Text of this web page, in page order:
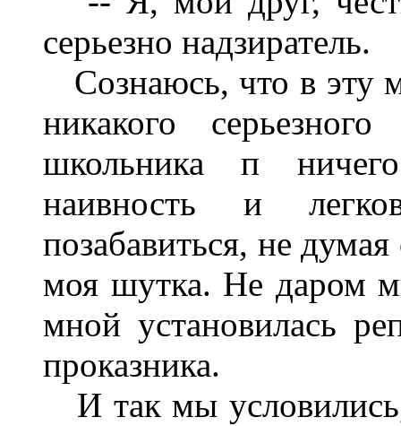
серьезно надзиратель.
Сознаюсь, что в эту
никакого
школьника п
наивность и
позабавиться, не
моя шутка. Не даром
мной установилась
проказника.
И так мы